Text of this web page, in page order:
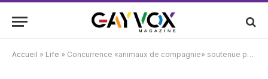
Accueil » Life » Concurrence «animaux de compagnie» soutenue par Petgevity: Termes et Conditions